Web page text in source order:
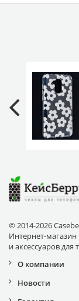
© 2014-2026
Интернет-магазин
и аксессуаров для
О компании
Новости